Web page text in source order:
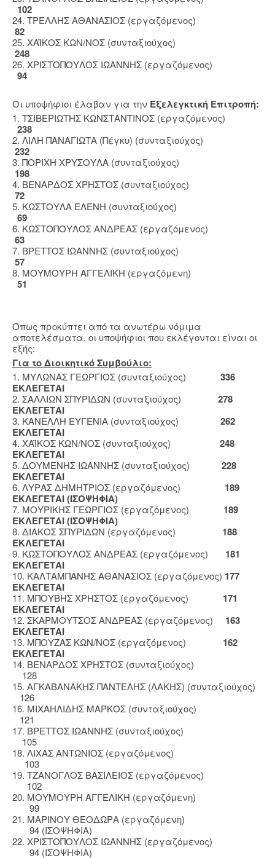
102
24. ΤΡΕΛΛΗΣ ΑΘΑΝΑΣΙΟΣ (εργαζόμενος)
82
25. ΧΑΪΚΟΣ ΚΩΝ/ΝΟΣ (συνταξιούχος)
248
26. ΧΡΙΣΤΟΠΟΥΛΟΣ ΙΩΑΝΝΗΣ (εργαζόμενος)
94
Οι υποψήφιοι έλαβαν για την Εξελεγκτική Επιτροπή:
1. ΤΣΙΒΕΡΙΩΤΗΣ ΚΩΝΣΤΑΝΤΙΝΟΣ (εργαζόμενος)
238
2. ΛΙΛΗ ΠΑΝΑΓΙΩΤΑ (Πέγκυ) (συνταξιούχος)
232
3. ΠΟΡΙΧΗ ΧΡΥΣΟΥΛΑ (συνταξιούχος)
198
4. ΒΕΝΑΡΔΟΣ ΧΡΗΣΤΟΣ (συνταξιούχος)
72
5. ΚΩΣΤΟΥΛΑ ΕΛΕΝΗ (συνταξιούχος)
69
6. ΚΩΣΤΟΠΟΥΛΟΣ ΑΝΔΡΕΑΣ (εργαζόμενος)
63
7. ΒΡΕΤΤΟΣ ΙΩΑΝΝΗΣ (συνταξιούχος)
57
8. ΜΟΥΜΟΥΡΗ ΑΓΓΕΛΙΚΗ (εργαζόμενη)
51
Όπως προκύπτει από τα ανωτέρω νόμιμα
αποτελέσματα, οι υποψήφιοι που εκλέγονται είναι οι
εξής:
Για το Διοικητικό Συμβούλιο:
1. ΜΥΛΩΝΑΣ ΓΕΩΡΓΙΟΣ (συνταξιούχος)
336
ΕΚΛΕΓΕΤΑΙ
2. ΣΑΛΛΙΩΝ ΣΠΥΡΙΔΩΝ (συνταξιούχος) 278
ΕΚΛΕΓΕΤΑΙ
3. ΚΑΝΕΛΛΗ ΕΥΓΕΝΙΑ (συνταξιούχος)
262
ΕΚΛΕΓΕΤΑΙ
4. ΧΑΪΚΟΣ ΚΩΝ/ΝΟΣ (συνταξιούχος) 248
ΕΚΛΕΓΕΤΑΙ
5. ΔΟΥΜΕΝΗΣ ΙΩΑΝΝΗΣ (συνταξιούχος) 228
ΕΚΛΕΓΕΤΑΙ
6. ΛΥΡΑΣ ΔΗΜΗΤΡΙΟΣ (εργαζόμενος) 189
ΕΚΛΕΓΕΤΑΙ (ΙΣΟΨΗΦΙΑ)
7. ΜΟΥΡΙΚΗΣ ΓΕΩΡΓΙΟΣ (εργαζόμενος)
189
ΕΚΛΕΓΕΤΑΙ (ΙΣΟΨΗΦΙΑ)
8. ΔΙΑΚΟΣ ΣΠΥΡΙΔΩΝ (εργαζόμενος) 188
ΕΚΛΕΓΕΤΑΙ
9. ΚΩΣΤΟΠΟΥΛΟΣ ΑΝΔΡΕΑΣ (εργαζόμενος) 181
ΕΚΛΕΓΕΤΑΙ
10. ΚΑΛΤΑΜΠΑΝΗΣ ΑΘΑΝΑΣΙΟΣ (εργαζόμενος) 177
ΕΚΛΕΓΕΤΑΙ
11. ΜΠΟΥΒΗΣ ΧΡΗΣΤΟΣ (εργαζόμενος) 171
ΕΚΛΕΓΕΤΑΙ
12. ΣΚΑΡΜΟΥΤΣΟΣ ΑΝΔΡΕΑΣ (εργαζόμενος) 163
ΕΚΛΕΓΕΤΑΙ
13. ΜΠΟΥΖΑΣ ΚΩΝ/ΝΟΣ (εργαζόμενος) 162
ΕΚΛΕΓΕΤΑΙ
14. ΒΕΝΑΡΔΟΣ ΧΡΗΣΤΟΣ (συνταξιούχος)
128
15. ΑΓΚΑΒΑΝΑΚΗΣ ΠΑΝΤΕΛΗΣ (ΛΑΚΗΣ) (συνταξιούχος)
126
16. ΜΙΧΑΗΛΙΔΗΣ ΜΑΡΚΟΣ (συνταξιούχος)
121
17. ΒΡΕΤΤΟΣ ΙΩΑΝΝΗΣ (συνταξιούχος)
105
18. ΛΙΧΑΣ ΑΝΤΩΝΙΟΣ (εργαζόμενος)
103
19. ΤΖΑΝΟΓΛΟΣ ΒΑΣΙΛΕΙΟΣ (εργαζόμενος)
102
20. ΜΟΥΜΟΥΡΗ ΑΓΓΕΛΙΚΗ (εργαζόμενη)
99
21. ΜΑΡΙΝΟΥ ΘΕΟΔΩΡΑ (εργαζόμενη)
94 (ΙΣΟΨΗΦΙΑ)
22. ΧΡΙΣΤΟΠΟΥΛΟΣ ΙΩΑΝΝΗΣ (εργαζόμενος)
94 (ΙΣΟΨΗΦΙΑ)